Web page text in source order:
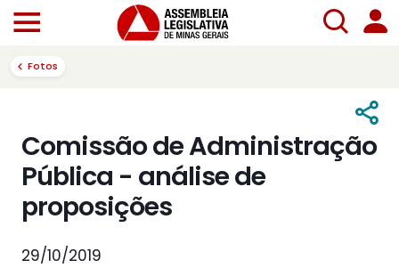
Fotos
Comissão de Administração
Pública - análise de
proposições
29/10/2019